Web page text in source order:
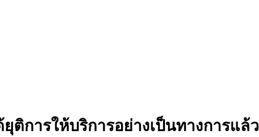
ติการให้บริการอย่างเป็นทางการแล้ว